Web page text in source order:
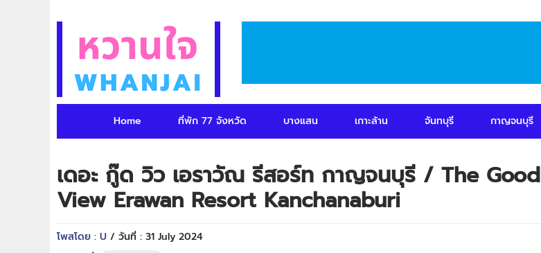
Home ที่พัก 77 จังหวัด บางแสน เกาะล้าน จันทบุรี กาญจนบุรี
เดอะ กู๊ด วิว เอราวัณ รีสอร์ท กาญจนบุรี / The Good
View Erawan Resort Kanchanaburi
โพสโดย : U / วันที่ : 31 July 2024